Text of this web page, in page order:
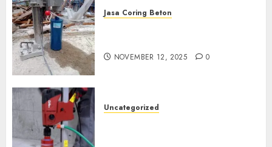
Jasa Coring Beton
NOVEMBER 12, 2025 0
Uncategorized